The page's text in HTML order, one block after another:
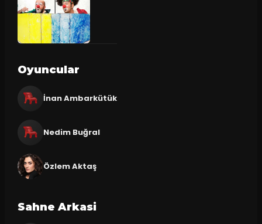
Oyuncular
İnan Ambarkütük
Nedim Buğral
Özlem Aktaş
Sahne Arkasi